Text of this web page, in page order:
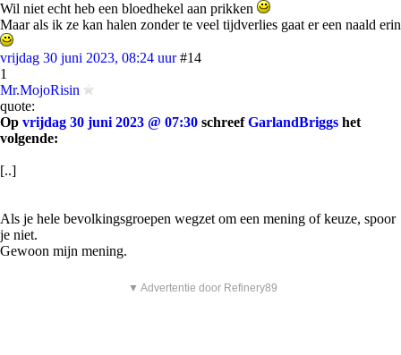
Wil niet echt heb een bloedhekel aan prikken
Maar als ik ze kan halen zonder te veel tijdverlies gaat er een naald erin
vrijdag 30 juni 2023, 08:24 uur #14
1
Mr.MojoRisin
quote:
Op vrijdag 30 juni 2023 @ 07:30 schreefGarlandBriggs het
volgende:
[..]
Als je hele bevolkingsgroepen wegzet om een mening of keuze, spoor
je niet.
Gewoon mijn mening.
▼ Advertentie door Refinery89